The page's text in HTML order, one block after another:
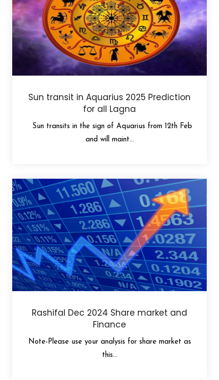
Sun transit in Aquarius 2025 Prediction
for all Lagna
Sun transits in the sign of Aquarius from 12th Feb
and will maint...
Rashifal Dec 2024 Share market and
Finance
Note-Please use your analysis for share market as
this...